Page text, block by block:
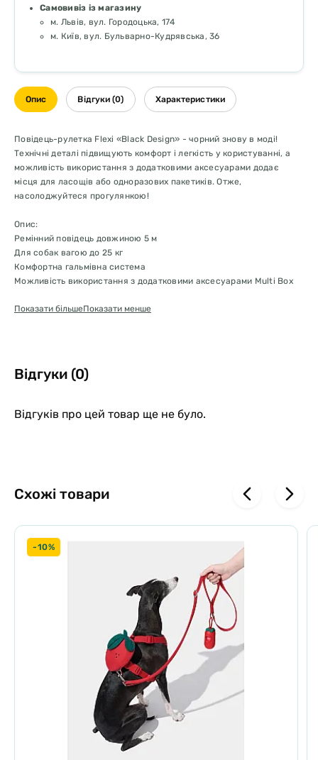
Самовивіз із магазину
м. Львів, вул. Городоцька, 174
м. Київ, вул. Бульварно-Кудрявська, 36
Опис Відгуки (0) Характеристики
Повідець-рулетка Flexi «Black Design» - чорний знову в моді!
Технічні деталі підвищують комфорт і легкість у користуванні, а
можливість використання з додатковими аксесуарами додає
місця для ласощів або одноразових пакетиків. Отже,
насолоджуйтеся прогулянкою!
Опис:
Ремінний повідець довжиною 5 м
Для собак вагою до 25 кг
Комфортна гальмівна система
Можливість використання з додатковими аксесуарами Multi Box
Показати більшеПоказати менше
Відгуки (0)
Відгуків про цей товар ще не було.
Схожі товари
-10%